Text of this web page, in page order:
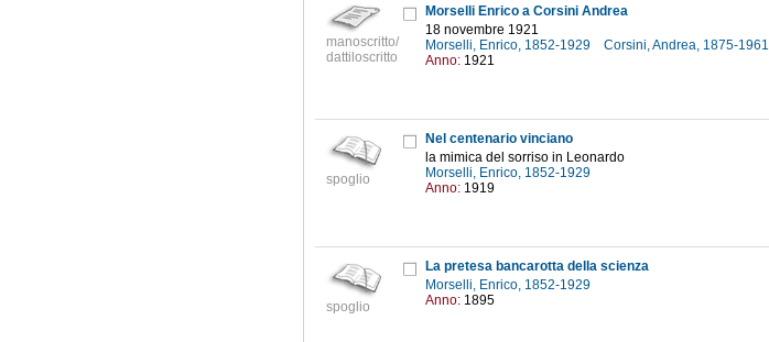
manoscritto/
dattiloscritto
Morselli Enrico a Corsini Andrea
18 novembre 1921
Morselli, Enrico, 1852-1929
Corsini, Andrea, 1875-1961
Anno: 1921
spoglio
Nel centenario vinciano
la mimica del sorriso in Leonardo
Morselli, Enrico, 1852-1929
Anno: 1919
spoglio
La pretesa bancarotta della scienza
Morselli, Enrico, 1852-1929
Anno: 1895